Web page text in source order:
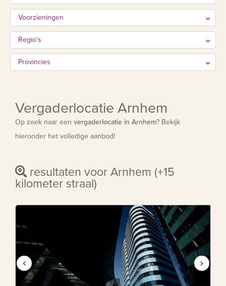
Voorzieningen
Regio's
Provincies
Vergaderlocatie Arnhem
Op zoek naar een vergaderlocatie in Arnhem? Bekijk
hieronder het volledige aanbod!
resultaten voor Arnhem (+15
kilometer straal)